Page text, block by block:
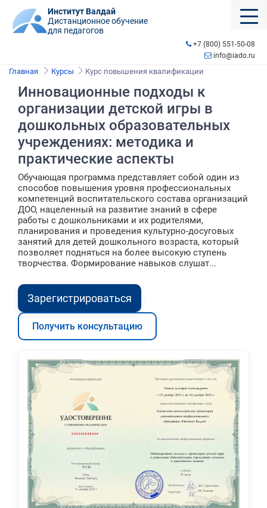
Институт Валдай
Дистанционное обучение
для педагогов
+7 (800) 551-50-08
info@iado.ru
Главная Курсы Курс повышения квалификации
Инновационные подходы к
организации детской игры в
дошкольных образовательных
учреждениях: методика и
практические аспекты
Обучающая программа представляет собой один из
способов повышения уровня профессиональных
компетенций воспитательского состава организаций
ДОО, нацеленный на развитие знаний в сфере
работы с дошкольниками и их родителями,
планирования и проведения культурно-досуговых
занятий для детей дошкольного возраста, который
позволяет подняться на более высокую ступень
творчества. Формирование навыков слушат...
Зарегистрироваться
Получить консультацию